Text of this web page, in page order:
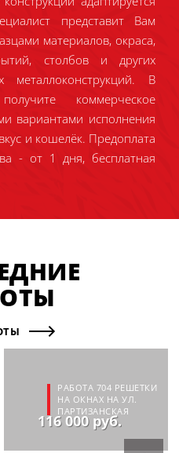
представит Вам
материалов, окраса,
столбов и других
металлоконструкций. В
коммерческое
вариантами исполнения
и кошелёк. Предоплата
- от 1 дня, бесплатная
РАБОТА 704 РЕШЕТКИ
НА ОКНАХ НА УЛ.
ПАРТИЗАНСКАЯ
116 000 руб.